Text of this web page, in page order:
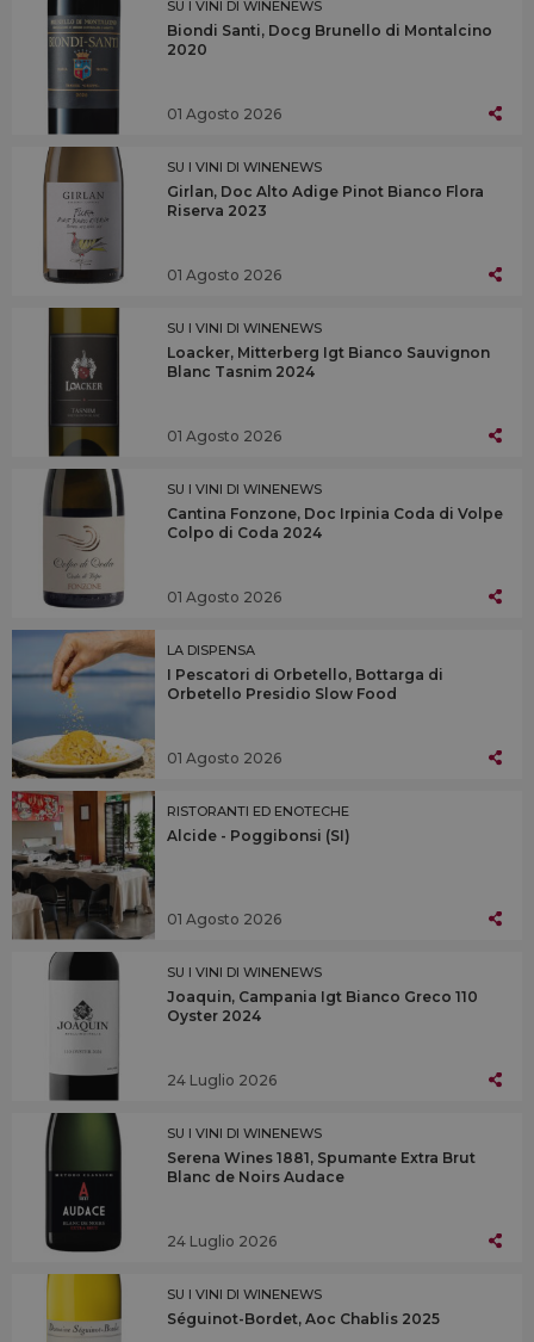
SU I VINI DI WINENEWS
Biondi Santi, Docg Brunello di Montalcino
2020
01 Agosto 2026
SU I VINI DI WINENEWS
Girlan, Doc Alto Adige Pinot Bianco Flora
Riserva 2023
01 Agosto 2026
SU I VINI DI WINENEWS
Loacker, Mitterberg Igt Bianco Sauvignon
Blanc Tasnim 2024
01 Agosto 2026
SU I VINI DI WINENEWS
Cantina Fonzone, Doc Irpinia Coda di Volpe
Colpo di Coda 2024
01 Agosto 2026
LA DISPENSA
I Pescatori di Orbetello, Bottarga di
Orbetello Presidio Slow Food
01 Agosto 2026
RISTORANTI ED ENOTECHE
Alcide - Poggibonsi (SI)
01 Agosto 2026
SU I VINI DI WINENEWS
Joaquin, Campania Igt Bianco Greco 110
Oyster 2024
24 Luglio 2026
SU I VINI DI WINENEWS
Serena Wines 1881, Spumante Extra Brut
Blanc de Noirs Audace
24 Luglio 2026
SU I VINI DI WINENEWS
Séguinot-Bordet, Aoc Chablis 2025